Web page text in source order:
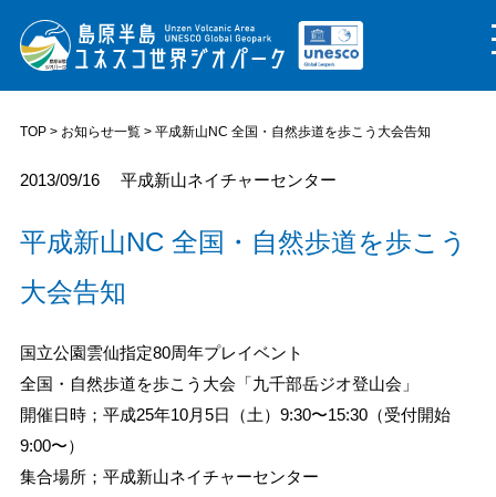
TOP> お知らせ一覧> 平成新山NC 全国・自然歩道を歩こう大会告知
2013/09/16 平成新山ネイチャーセンター
平成新山NC 全国・自然歩道を歩こう
大会告知
国立公園雲仙指定80周年プレイベント
全国・自然歩道を歩こう大会「九千部岳ジオ登山会」
開催日時；平成25年10月5日（土）9:30〜15:30（受付開始
9:00〜）
集合場所；平成新山ネイチャーセンター